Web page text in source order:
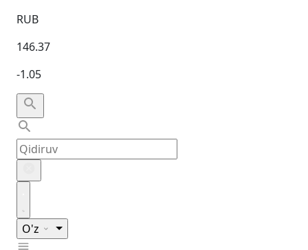
RUB
146.37
-1.05
O'z